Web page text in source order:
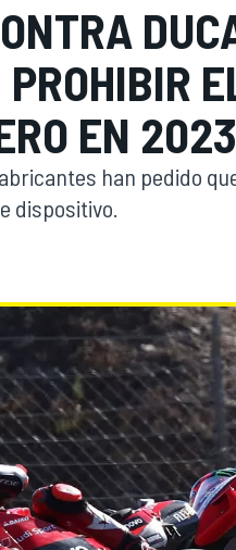
FÓRMULA E
PROHIBIR
EN 2023
han pedido
dispositivo.